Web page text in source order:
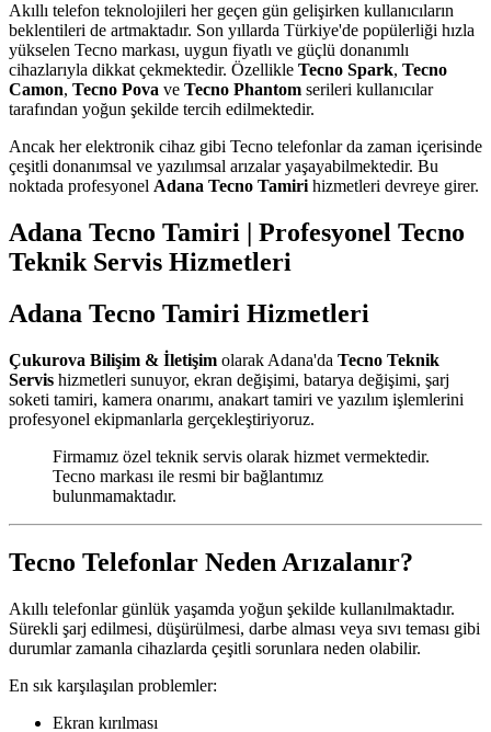
Akıllı telefon teknolojileri her geçen gün gelişirken kullanıcıların
beklentileri de artmaktadır. Son yıllarda Türkiye'de popülerliği hızla
yükselen Tecno markası, uygun fiyatlı ve güçlü donanımlı
cihazlarıyla dikkat çekmektedir. Özellikle Tecno Spark, Tecno
Camon, Tecno Pova ve Tecno Phantom serileri kullanıcılar
tarafından yoğun şekilde tercih edilmektedir.
Ancak her elektronik cihaz gibi Tecno telefonlar da zaman içerisinde
çeşitli donanımsal ve yazılımsal arızalar yaşayabilmektedir. Bu
noktada profesyonel Adana Tecno Tamirihizmetleri devreye girer.
Adana Tecno Tamiri | Profesyonel Tecno
Teknik Servis Hizmetleri
Adana Tecno Tamiri Hizmetleri
Çukurova Bilişim & İletişim olarak Adana'da Tecno Teknik
Servis hizmetleri sunuyor, ekran değişimi, batarya değişimi, şarj
soketi tamiri, kamera onarımı, anakart tamiri ve yazılım işlemlerini
profesyonel ekipmanlarla gerçekleştiriyoruz.
Firmamız özel teknik servis olarak hizmet vermektedir.
Tecno markası ile resmi bir bağlantımız
bulunmamaktadır.
Tecno Telefonlar Neden Arızalanır?
Akıllı telefonlar günlük yaşamda yoğun şekilde kullanılmaktadır.
Sürekli şarj edilmesi, düşürülmesi, darbe alması veya sıvı teması gibi
durumlar zamanla cihazlarda çeşitli sorunlara neden olabilir.
En sık karşılaşılan problemler:
Ekran kırılması